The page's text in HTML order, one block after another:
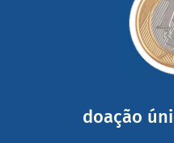
doação
mail mostrando tudo o
somada a